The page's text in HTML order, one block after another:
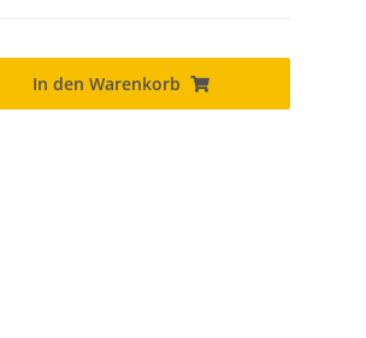
In den Warenkorb